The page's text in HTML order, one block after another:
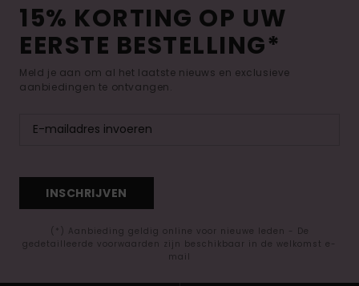
15% KORTING OP UW
EERSTE BESTELLING*
Meld je aan om al het laatste nieuws en exclusieve
aanbiedingen te ontvangen.
INSCHRIJVEN
(*) Aanbieding geldig online voor nieuwe leden - De
gedetailleerde voorwaarden zijn beschikbaar in de welkomst e-
mail